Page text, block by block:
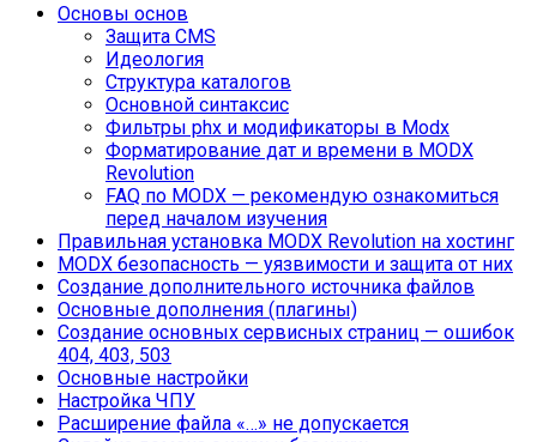
Основы основ
Защита CMS
Идеология
Структура каталогов
Основной синтаксис
Фильтры phx и модификаторы в Modx
Форматирование дат и времени в MODX
Revolution
FAQ по MODX — рекомендую ознакомиться
перед началом изучения
Правильная установка MODX Revolution на хостинг
MODX безопасность — уязвимости и защита от них
Создание дополнительного источника файлов
Основные дополнения (плагины)
Создание основных сервисных страниц — ошибок
404, 403, 503
Основные настройки
Настройка ЧПУ
Расширение файла «…» не допускается